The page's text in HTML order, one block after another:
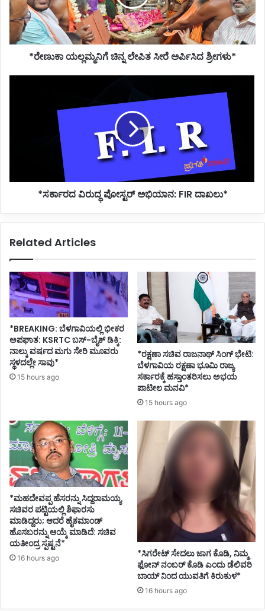
ಅರ್ಪಿಸಿದ
ಶ್ರೀಗಳು*
*ರೇಣುಕಾ ಯಲ್ಲಮ್ಮನಿಗೆ ಚಿನ್ನ ಲೇಪಿತ ಸೀರೆ ಅರ್ಪಿಸಿದ ಶ್ರೀಗಳು*
*ಸರ್ಕಾರದ ವಿರುದ್ಧ ಪೋಸ್ಟರ್ ಅಭಿಯಾನ: FIR ದಾಖಲು*
Related Articles
*BREAKING: ಬೆಳಗಾವಿಯಲ್ಲಿ ಭೀಕರ
ಅಪಘಾತ: KSRTC ಬಸ್-ಬೈಕ್ ಡಿಕ್ಕಿ:
ನಾಲ್ಕು ವರ್ಷದ ಮಗು ಸೇರಿ ಮೂವರು
ಸ್ಥಳದಲ್ಲೇ ಸಾವು*
15 hours ago
*ರಕ್ಷಣಾ ಸಚಿವ ರಾಜನಾಥ್ ಸಿಂಗ್ ಭೇಟಿ:
ಬೆಳಗಾವಿಯ ರಕ್ಷಣಾ ಭೂಮಿ ರಾಜ್ಯ
ಸರ್ಕಾರಕ್ಕೆ ಹಸ್ತಾಂತರಿಸಲು ಅಭಯ
ಪಾಟೀಲ ಮನವಿ*
15 hours ago
*ಮಹದೇವಪ್ಪ ಹೆಸರನ್ನು ಸಿದ್ದರಾಮಯ್ಯ
ಸಚಿವರ ಪಟ್ಟಿಯಲ್ಲಿ ಶಿಫಾರಸು
ಮಾಡಿದ್ದರು; ಆದರೆ ಹೈಕಮಾಂಡ್
ಹೊಸಬರನ್ನು ಆಯ್ಕೆ ಮಾಡಿದೆ: ಸಚಿವ
ಯತೀಂದ್ರ ಸ್ಪಷ್ಟನೆ*
16 hours ago
*ಸಿಗರೇಟ್ ಸೇದಲು ಜಾಗ ಕೊಡಿ, ನಿಮ್ಮ
ಫೋನ್ ನಂಬರ್ ಕೊಡಿ ಎಂದು ಡೆಲಿವರಿ
ಬಾಯ್ ನಿಂದ ಯುವತಿಗೆ ಕಿರುಕುಳ*
16 hours ago